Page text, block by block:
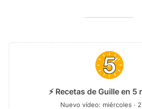
⚡ Recetas de Guille en 5
Nuevo vídeo: miércoles ·